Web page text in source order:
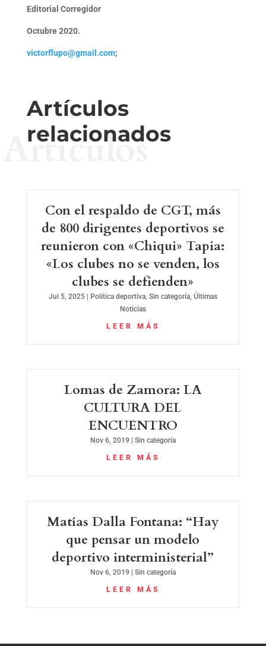
Editorial Corregidor
Octubre 2020.
victorflupo@gmail.com;
Artículos
relacionados
Artículos
Con el respaldo de CGT, más
de 800 dirigentes deportivos se
reunieron con «Chiqui» Tapia:
«Los clubes no se venden, los
clubes se defienden»
Jul 5, 2025| Política deportiva, Sin categoría, Últimas
Noticias
LEER MÁS
Lomas de Zamora: LA
CULTURA DEL
ENCUENTRO
Nov 6, 2019 Sin categoría
LEER MÁS
Matías Dalla Fontana: “Hay
que pensar un modelo
deportivo interministerial”
Nov 6, 2019 | Sin categoría
LEER MÁS